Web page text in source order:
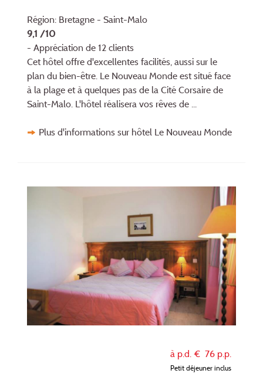
Région: Bretagne - Saint-Malo
9,1 /10
- Appréciation de 12 clients
Cet hôtel offre d'excellentes facilités, aussi sur le
plan du bien-être. Le Nouveau Monde est situé face
à la plage et à quelques pas de la Cité Corsaire de
Saint-Malo. L'hôtel réalisera vos rêves de ...
Plus d'informations sur hôtel Le Nouveau Monde
à p.d. € 76 p.p.
Petit déjeuner inclus